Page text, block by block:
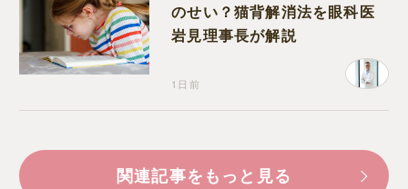
のせい？猫背解消法を眼科医
岩見理事長が解説
1日前
関連記事をもっと見る